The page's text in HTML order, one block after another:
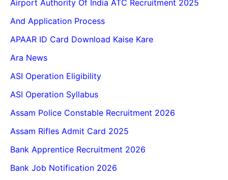
Airport Authority Of India ATC Recruitment 2025
And Application Process
APAAR ID Card Download Kaise Kare
Ara News
ASI Operation Eligibility
ASI Operation Syllabus
Assam Police Constable Recruitment 2026
Assam Rifles Admit Card 2025
Bank Apprentice Recruitment 2026
Bank Job Notification 2026